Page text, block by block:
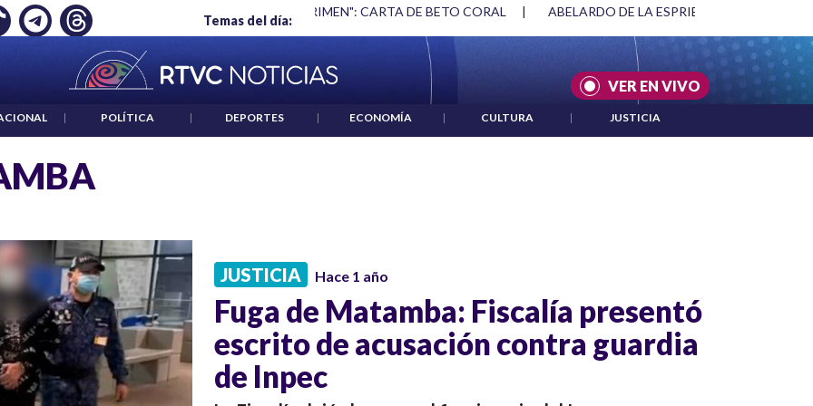
Temas del día:
EMPLEO: JP MORGAN "HABLAR NO ES UN CRIMEN": CARTA DE BETO CORAL | ABELARDO DE LA ESPRIELLA Y DMG
VER EN VIVO
| POLÍTICA | DEPORTES | ECONOMÍA | CULTURA | JUSTICIA
JUSTICIA Hace 1 año
Fuga de Matamba: Fiscalía presentó
escrito de acusación contra guardia
de Inpec